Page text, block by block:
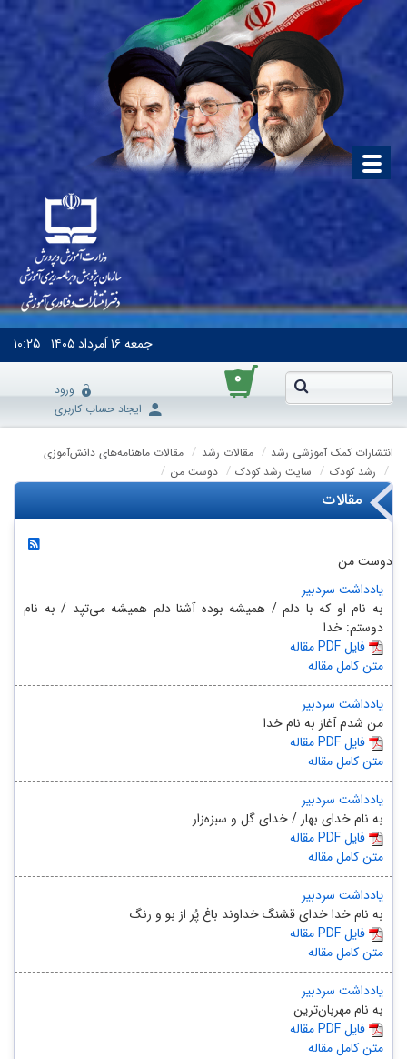
جمعه۱۶ اَمرداد ۱۴۰۵ ۱۰:۲۵
۰
ورود
ایجاد حساب کاربری
انتشارات کمک آموزشی رشد مقالات رشد
مقالات ماهنامه‌های دانش‌آموزی
رشد کودک
سایت رشد کودک دوست من
مقالات
دوست من
یادداشت سردبیر
به نام او که با دلم / همیشه بوده آشنا دلم همیشه می‌تپد / به نام
دوستم: خدا
مقاله PDF فایل
متن کامل مقاله
یادداشت سردبیر
من شدم آغاز به نام خدا
مقاله PDF فایل
متن کامل مقاله
یادداشت سردبیر
به نام خدای بهار / خدای گل و سبزه‌زار
مقاله PDF فایل
متن کامل مقاله
یادداشت سردبیر
به نام خدا خدای قشنگ خداوند باغ پُر از بو و رنگ
مقاله PDF فایل
متن کامل مقاله
یادداشت سردبیر
به نام مهربان‌ترین
مقاله PDF فایل
متن کامل مقاله